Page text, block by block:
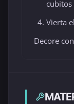
cubitos
Vierta
Decore